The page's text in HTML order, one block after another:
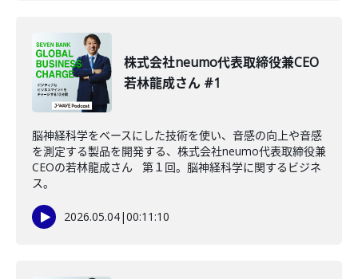
株式会社neumo代表取締役兼CEO
若林龍成さん #1
脳神経科学をベースにした技術を使い、音感の向上や音感
を測定する製品を開発する、株式会社neumo代表取締役兼
CEOの若林龍成さん 第１回。脳神経科学に関するビジネ
ス。
2026.05.04|00:11:10